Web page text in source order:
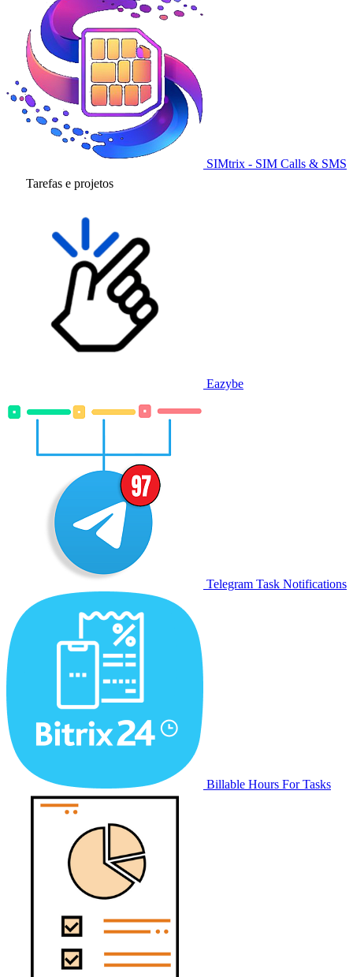
SIMtrix - SIM Calls & SMS
Tarefas e projetos
Eazybe
Telegram Task Notifications
Billable Hours For Tasks